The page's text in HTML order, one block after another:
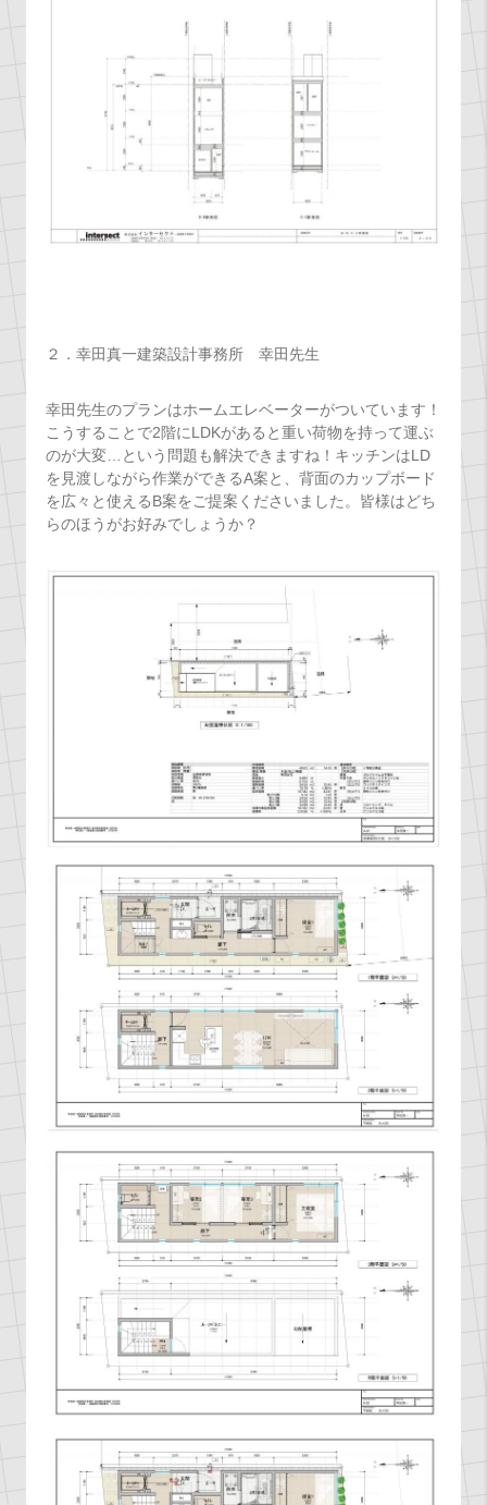
２．幸田真一建築設計事務所 幸田先生
幸田先生のプランはホームエレベーターがついています！
こうすることで2階にLDKがあると重い荷物を持って運ぶ
のが大変…という問題も解決できますね！キッチンはLD
を見渡しながら作業ができるA案と、背面のカップボード
を広々と使えるB案をご提案くださいました。皆様はどち
らのほうがお好みでしょうか？